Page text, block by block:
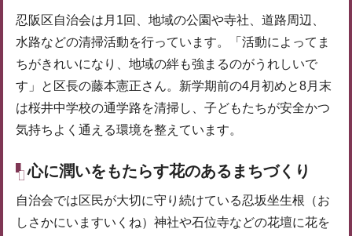
忍阪区自治会は月1回、地域の公園や寺社、道路周辺、
水路などの清掃活動を行っています。「活動によってま
ちがきれいになり、地域の絆も強まるのがうれしいで
す」と区長の藤本憲正さん。新学期前の4月初めと8月末
は桜井中学校の通学路を清掃し、子どもたちが安全かつ
気持ちよく通える環境を整えています。
心に潤いをもたらす花のあるまちづくり
自治会では区民が大切に守り続けている忍坂坐生根（お
しさかにいますいくね）神社や石位寺などの花壇に花を